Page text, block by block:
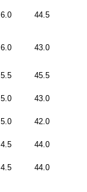
6.0 44.5
6.0 43.0
5.5 45.5
5.0 43.0
5.0 42.0
4.5 44.0
4.5 44.0